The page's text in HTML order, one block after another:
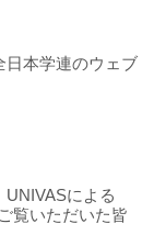
日本学連のウェブ
による
覧いただいた皆